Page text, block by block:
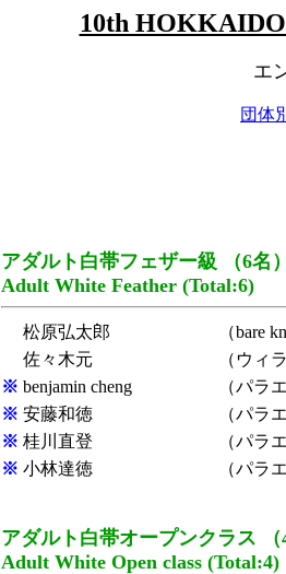
10th
エ
団体
アダルト白帯フェザー級 （6名
Adult White Feather (Total:6)
松原弘太郎
（bare
佐々木元
（ウィ
※ benjamin cheng
（パラ
※ 安藤和徳
（パラ
※ 桂川直登
（パラ
※ 小林達徳 （パラ
アダルト白帯オープンクラス （
Adult White Open class (Total:4)